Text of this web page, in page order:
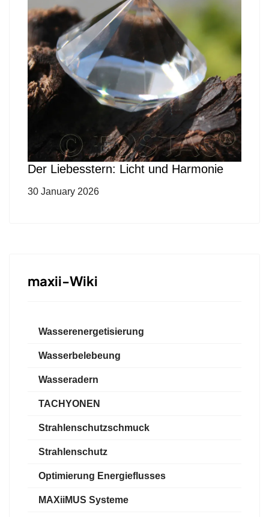
Der Liebesstern: Licht und Harmonie
30 January 2026
maxii-Wiki
Wasserenergetisierung
Wasserbelebeung
Wasseradern
TACHYONEN
Strahlenschutzschmuck
Strahlenschutz
Optimierung Energieflusses
MAXiiMUS Systeme